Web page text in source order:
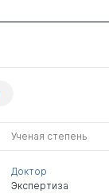
Ученая степень
Доктор
Экспертиза